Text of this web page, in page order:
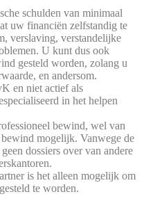
schulden van minimaal
uw financiën zelfstandig te
verslaving, verstandelijke
U kunt dus ook
gesteld worden, zolang u
en andersom.
en niet actief als
in het helpen
bewind, wel van
mogelijk. Vanwege de
dossiers over van andere
is het alleen mogelijk om
te worden.